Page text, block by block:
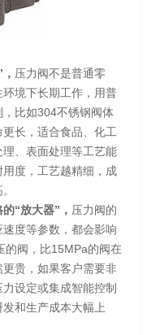
压力阀不是普通零
境下长期工作，用普
比如304不锈钢阀体
长，适合食品、化工
、表面处理等工艺能
度，工艺越精细，成
“放大器”， 压力阀的
度等参数，都会影响
的阀，比15MPa的阀在
贵，如果客户需要非
设定或集成智能控制
和生产成本大幅上